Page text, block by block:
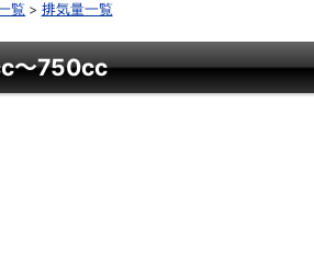
覧 排気量一覧
～750cc